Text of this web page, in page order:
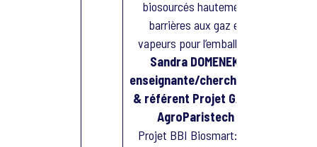
biosourcés hautement
barrières aux gaz et
vapeurs pour l’emballage
Sandra DOMENEK,
enseignante/chercheuse
& référent Projet GASP,
AgroParistech
Projet BBI Biosmart: les